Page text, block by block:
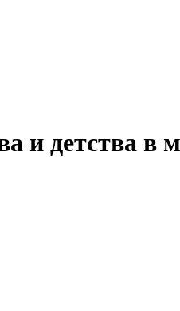
детства в